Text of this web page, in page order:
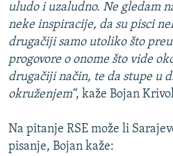
uludo i uzaludno. Ne gledam
neke inspiracije, da su pisci
drugačiji samo utoliko što
progovore o onome što vide
drugačiji način, te da stupe u
okruženjem“, kaže Bojan
Na pitanje RSE može li
pisanje, Bojan kaže: